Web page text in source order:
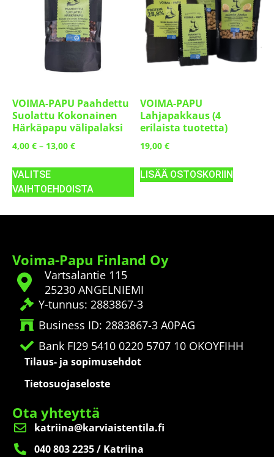
VOIMA-PAPU Paahdettu
Suolattu Kokonainen
Härkäpapu välipalaksi
4,00 € – 13,00 €
VALITSE
VAIHTOEHDOISTA
VOIMA-PAPU
Lahjapakkaus (4
erilaista tuotetta)
19,00 €
LISÄÄ OSTOSKORIIN
Voima-Papu Finland Oy
Vartsalantie 115
25230 ANGELNIEMI
Y-tunnus: 2883867-3
Business ID: 2883867-3 A0PAG
Bank FI29 5410 0220 5707 10 OKOYFIHH
Tilaus- ja sopimusehdot
Tietosuojaseloste
Ota yhteyttä
katriina@karviaistentila.fi
040 803 2235 / Katriina